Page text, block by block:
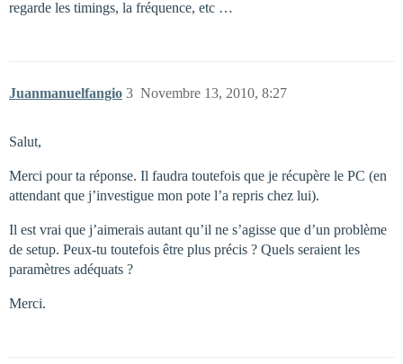
regarde les timings, la fréquence, etc …
Juanmanuelfangio Novembre 13, 2010, 8:27
3
Salut,
Merci pour ta réponse. Il faudra toutefois que je récupère le PC (en
attendant que j’investigue mon pote l’a repris chez lui).
Il est vrai que j’aimerais autant qu’il ne s’agisse que d’un problème
de setup. Peux-tu toutefois être plus précis ? Quels seraient les
paramètres adéquats ?
Merci.